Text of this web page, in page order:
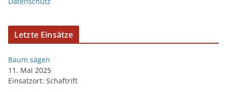
Letzte Einsätze
Baum sägen
11. Mai 2025
Einsatzort: Schaftrift